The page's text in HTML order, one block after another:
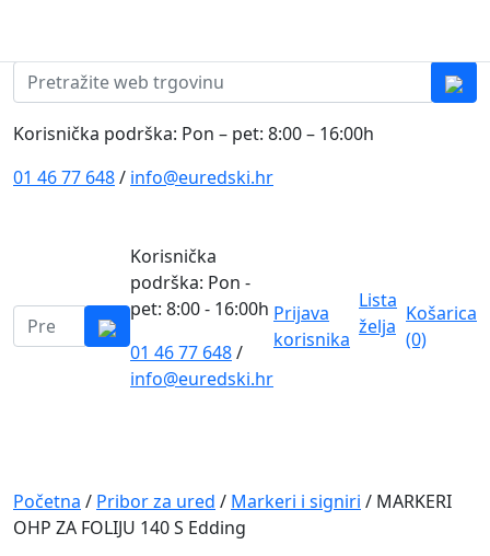
Pretraži:
Korisnička podrška: Pon – pet: 8:00 – 16:00h
01 46 77 648/ info@euredski.hr
Pretraži:
Korisnička
podrška: Pon -
pet: 8:00 - 16:00h
01 46 77 648/
info@euredski.hr
Prijava
korisnika
Lista
želja
Košarica
(0)
Navigation
Početna / Pribor za ured / Markeri i signiri / MARKERI
OHP ZA FOLIJU 140 S Edding